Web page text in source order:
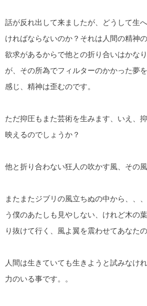
話が反れ出して来ましたが、どうして生
ければならないのか？それは人間の精神
欲求があるからで他との折り合いはかな
が、その所為でフィルターのかかった夢
感じ、精神は歪むのです。
ただ抑圧もまた芸術を生みます、いえ、
映えるのでしょうか？
他と折り合わない狂人の吹かす風、その
またまたジブリの風立ちぬの中から、、
う僕のあたしも見やしない、けれど木の
り抜けて行く、風よ翼を震わせてあなた
人間は生きていても生きようと試みなけ
力のいる事です。。